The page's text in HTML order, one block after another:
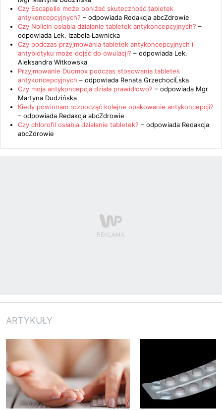
Czy Escapelle może obniżać skuteczność tabletek
antykoncepcyjnych? – odpowiada Redakcja abcZdrowie
Czy Nolicin osłabia działanie tabletek antykoncepcyjnych? –
odpowiada Lek. Izabela Ławnicka
Czy podczas przyjmowania tabletek antykoncepcyjnych i
antybiotyku może dojść do owulacji? – odpowiada Lek.
Aleksandra Witkowska
Przyjmowanie Duomox podczas stosowania tabletek
antykoncepcyjnych – odpowiada Renata GrzechociĹska
Czy moja antykoncepcja działa prawidłowo? – odpowiada Mgr
Martyna Dudzińska
Kiedy powinnam rozpocząć kolejne opakowanie antykoncepcji?
– odpowiada Redakcja abcZdrowie
Czy chlorofil osłabia działanie tabletek? – odpowiada Redakcja
abcZdrowie
ARTYKUŁY